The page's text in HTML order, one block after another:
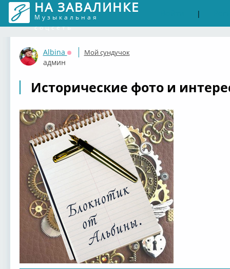
НА ЗАВАЛИНКЕ
Музыкальная
соцсеть
|
Albina
Оффлайн
админ
Мой сундучок
Исторические фото и